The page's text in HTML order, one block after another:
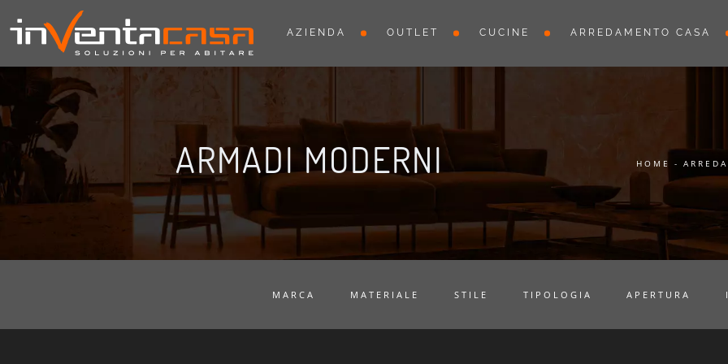
AZIENDA OUTLET CUCINE ARREDAMENTO CASA
ARMADI MODERNI HOME -
MARCA MATERIALE STILE TIPOLOGIA APERTURA